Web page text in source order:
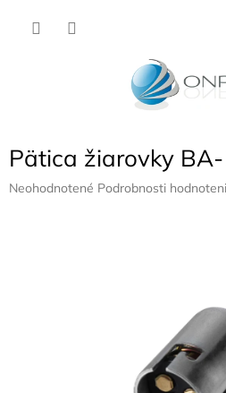
Pätica žiarovky
Priemerné
Neohodnotené Podrobnosti